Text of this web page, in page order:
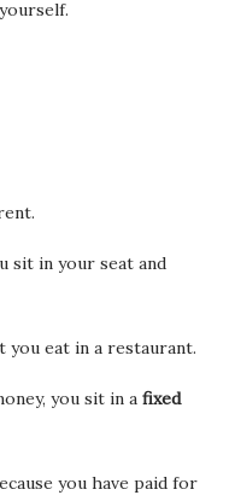
sit in your seat and
eat in a restaurant.
you sit in a fixed
you have paid for